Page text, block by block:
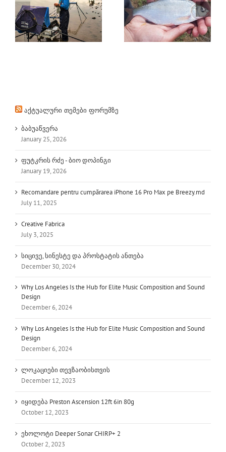
კაპარჭინის ახალი
თაობა – სიონის
წყალსაცავი
FEEDER –
საქართველოს თასი
201 / მე2 ეტაპი –
ვიდეო
აქტუალური თემები ფორუმზე
ბაბუაწვერა
January 25, 2026
ფუტკრის რძე - ბიო დოპინგი
January 19, 2026
Recomandare pentru cumpărarea iPhone 16 Pro Max pe Breezy.md
July 11, 2025
Creative Fabrica
July 3, 2025
სიცივე, სინესტე და პროსტატის ანთება
December 30, 2024
Why Los Angeles Is the Hub for Elite Music Composition and Sound
Design
December 6, 2024
Why Los Angeles Is the Hub for Elite Music Composition and Sound
Design
December 6, 2024
ლოკაციები თევზაობისთვის
December 12, 2023
იყიდება Preston Ascension 12ft 6in 80g
October 12, 2023
ეხოლოტი Deeper Sonar CHIRP+ 2
October 2, 2023